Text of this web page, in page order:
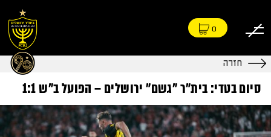
0
חזרה
סיום בטדי: בית״ר ״גשם״ ירושלים – הפועל ב״ש 1:1